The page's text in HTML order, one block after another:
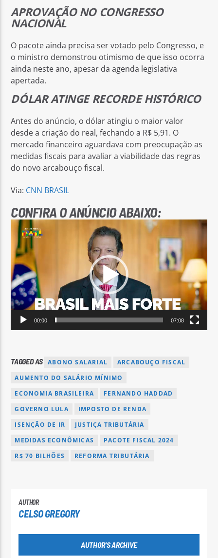
APROVAÇÃO NO CONGRESSO
NACIONAL
O pacote ainda precisa ser votado pelo Congresso, e
o ministro demonstrou otimismo de que isso ocorra
ainda neste ano, apesar da agenda legislativa
apertada.
DÓLAR ATINGE RECORDE HISTÓRICO
Antes do anúncio, o dólar atingiu o maior valor
desde a criação do real, fechando a R$ 5,91. O
mercado financeiro aguardava com preocupação as
medidas fiscais para avaliar a viabilidade das regras
do novo arcabouço fiscal.
Via: CNN BRASIL
CONFIRA O ANÚNCIO ABAIXO:
Tocador
vídeo
00:00 07:08
TAGGED AS ABONO SALARIAL
ARCABOUÇO FISCAL
AUMENTO DO SALÁRIO MÍNIMO
ECONOMIA BRASILEIRA
FERNANDO HADDAD
GOVERNO LULA
IMPOSTO DE RENDA
ISENÇÃO DE IR
JUSTIÇA TRIBUTÁRIA
MEDIDAS ECONÔMICAS
PACOTE FISCAL 2024
R$ 70 BILHÕES
REFORMA TRIBUTÁRIA
AUTHOR
CELSO GREGORY
AUTHOR'S ARCHIVE